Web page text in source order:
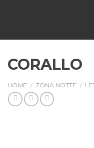
CORALLO
HOME / ZONA NOTTE /